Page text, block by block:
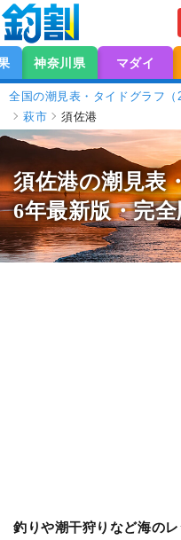
神奈川県 マダイ
全国の潮見表・タイドグラフ（
萩市
須佐港
須佐港の潮見表
6年最新版・完
釣りや潮干狩りなど海の